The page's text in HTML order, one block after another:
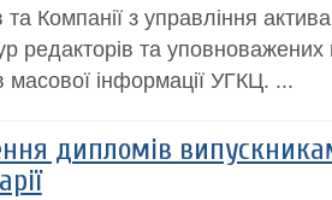
Компанії з управління
редакторів та
масової інформації УГКЦ. ...
дипломів